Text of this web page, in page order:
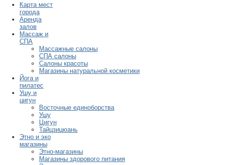
Карта мест
города
Аренда
залов
Массаж и
СПА
Массажные салоны
СПА салоны
Салоны красоты
Магазины натуральной косметики
Йога и
пилатес
Ушу и
цигун
Восточные единоборства
Ушу
Цигун
Тайцзицюань
Этно и эко
магазины
Этно-магазины
Магазины здорового питания